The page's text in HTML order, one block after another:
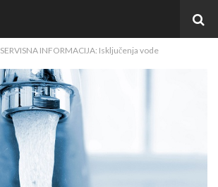
SERVISNA INFORMACIJA: Isključenja vode